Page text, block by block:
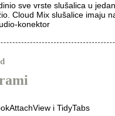
sve vrste slušalica u
Cloud Mix slušalice imaju
konektor
i TidyTabs